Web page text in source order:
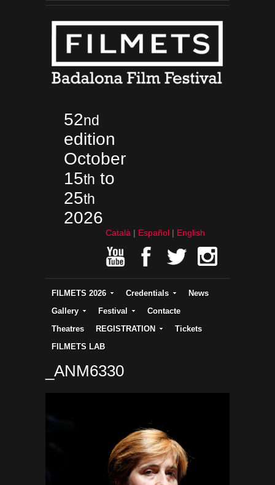
52nd
edition
October
15th to
25th
2026
Català Español English
FILMETS 2026 Credentials
News
Gallery
Festival
Contacte
Theatres
REGISTRATION
Tickets
FILMETS LAB
_ANM6330